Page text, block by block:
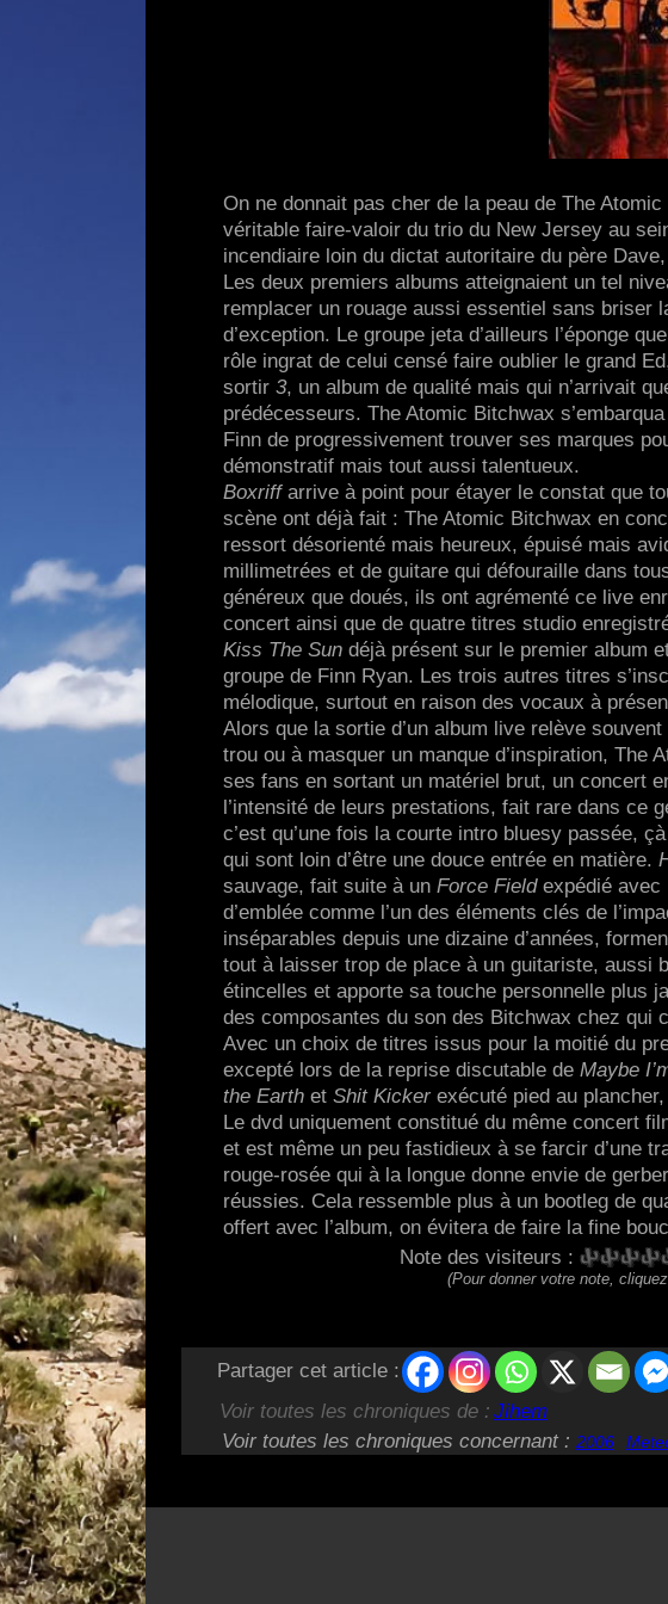
On ne donnait pas cher de la peau de The
véritable faire-valoir du trio du New Jersey au
incendiaire loin du dictat autoritaire du père
Les deux premiers albums atteignaient un tel
remplacer un rouage aussi essentiel sans briser
d’exception. Le groupe jeta d’ailleurs l’éponge
rôle ingrat de celui censé faire oublier le grand
sortir 3, un album de qualité mais qui n’arrivait
prédécesseurs. The Atomic Bitchwax
Finn de progressivement trouver ses marques
démonstratif mais tout aussi talentueux.
Boxriffarrive à point pour étayer le constat que
scène ont déjà fait : The Atomic Bitchwax en
ressort désorienté mais heureux, épuisé mais
millimetrées et de guitare qui défouraille dans
généreux que doués, ils ont agrémenté ce live
concert ainsi que de quatre titres studio
Kiss The Sun déjà présent sur le premier album
groupe de Finn Ryan. Les trois autres titres
mélodique, surtout en raison des vocaux à
Alors que la sortie d’un album live relève
trou ou à masquer un manque d’inspiration,
ses fans en sortant un matériel brut, un concert
l’intensité de leurs prestations, fait rare dans ce
c’est qu’une fois la courte intro bluesy passée,
qui sont loin d’être une douce entrée en matière.
sauvage, fait suite à un Force Fieldexpédié avec
d’emblée comme l’un des éléments clés de
inséparables depuis une dizaine d’années,
tout à laisser trop de place à un guitariste, aussi
étincelles et apporte sa touche personnelle plus
des composantes du son des Bitchwax chez qui
Avec un choix de titres issus pour la moitié du
excepté lors de la reprise discutable de Maybe
the Earth et Shit Kicker exécuté pied au
Le dvd uniquement constitué du même concert
et est même un peu fastidieux à se farcir d’une
rouge-rosée qui à la longue donne envie de
réussies. Cela ressemble plus à un bootleg de
offert avec l’album, on évitera de faire la fine
Note des visiteurs :
(Pour donner votre note,
Partager cet article :
Voir toutes les chroniques de : Jihem
Voir toutes les chroniques concernant : 2006